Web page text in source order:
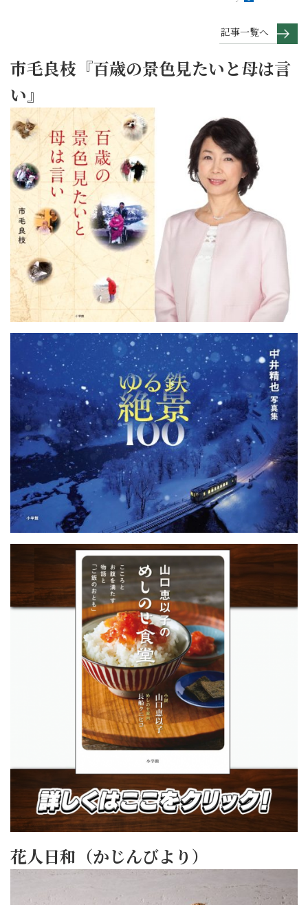
記事一覧へ
市毛良枝『百歳の景色見たいと母は言
い』
花人日和（かじんびより）